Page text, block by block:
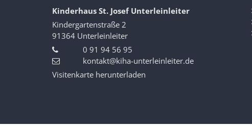
Kinderhaus St. Josef Unterleinleiter
Kindergartenstraße 2
91364 Unterleinleiter
0 91 94 56 95
kontakt@kiha-unterleinleiter.de
Visitenkarte herunterladen